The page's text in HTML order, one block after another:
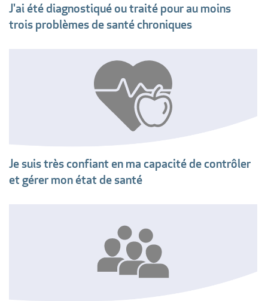
J'ai été diagnostiqué ou traité pour au moins
trois problèmes de santé chroniques
Je suis très confiant en ma capacité de contrôler
et gérer mon état de santé